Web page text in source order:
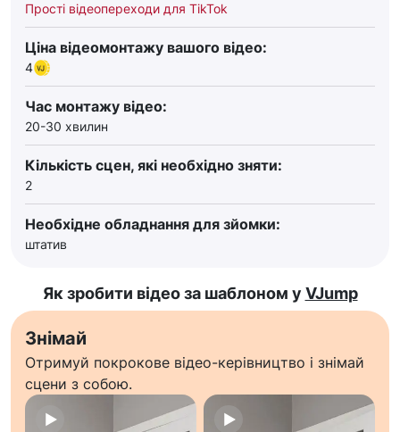
Прості відеопереходи для TikTok
Ціна відеомонтажу вашого відео:
4
Час монтажу відео:
20-30 хвилин
Кількість сцен, які необхідно зняти:
2
Необхідне обладнання для зйомки:
штатив
Як зробити відео за шаблоном у VJump
Знімай
Отримуй покрокове відео-керівництво і знімай
сцени з собою.